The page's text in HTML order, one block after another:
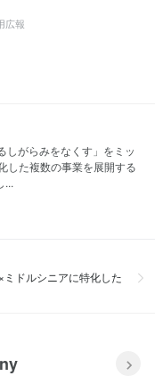
広報
しがらみをなくす」をミッ
した複数の事業を展開する
...
ドルシニアに特化した